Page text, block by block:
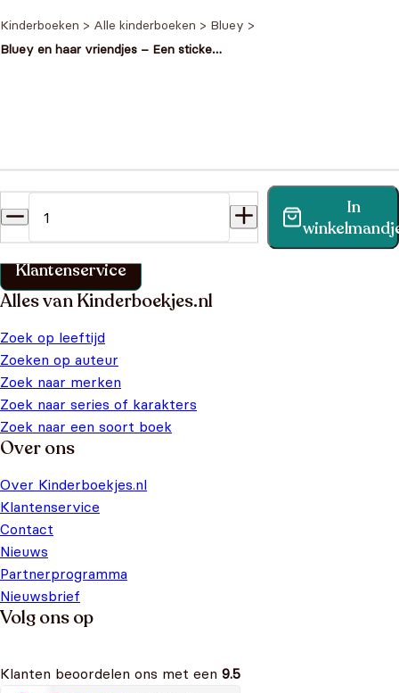
Kinderboeken > Alle kinderboeken > Bluey >
Bluey en haar vriendjes – Een sticker
In
Vind binnen no-time antwoord op je vraag op onze
klantenservice pagina.
Klantenservice
Alles van Kinderboekjes.nl
Zoek op leeftijd
Zoeken op auteur
Zoek naar merken
Zoek naar series of karakters
Zoek naar een soort boek
Over ons
Over Kinderboekjes.nl
Klantenservice
Contact
Nieuws
Partnerprogramma
Nieuwsbrief
Volg ons op
Klanten beoordelen ons met een 9.5